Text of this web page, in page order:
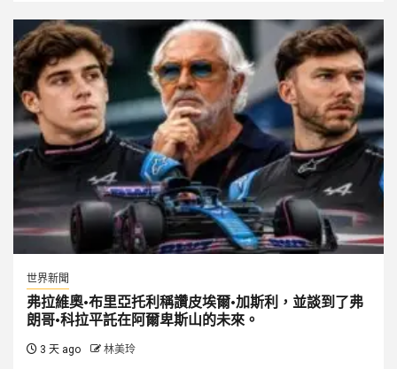
世界新聞
弗拉維奧·布里亞托利稱讚皮埃爾·加斯利，並談到了弗
朗哥·科拉平託在阿爾卑斯山的未來。
3 天 ago 林美玲